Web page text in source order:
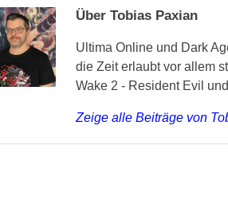
Über Tobias Paxian
Ultima Online und Dark
die Zeit erlaubt vor allem
Wake 2 - Resident Evil
Zeige alle Beiträge von